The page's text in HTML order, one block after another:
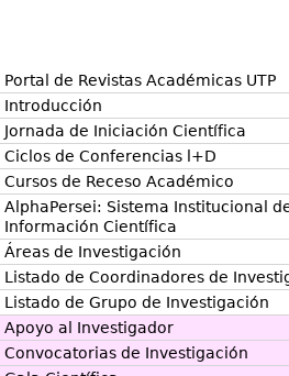
Portal de Revistas Académicas UTP
Introducción
Jornada de Iniciación Científica
Ciclos de Conferencias l+D
Cursos de Receso Académico
AlphaPersei: Sistema Institucional
Información Científica
Áreas de Investigación
Listado de Coordinadores de
Listado de Grupo de Investigación
Apoyo al Investigador
Convocatorias de Investigación